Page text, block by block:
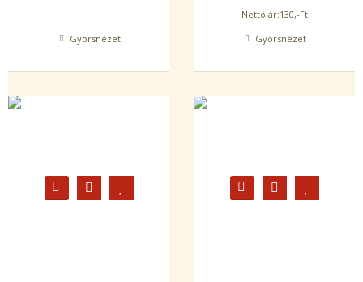
Gyorsnézet
Nettó ár:130,-Ft
Gyorsnézet